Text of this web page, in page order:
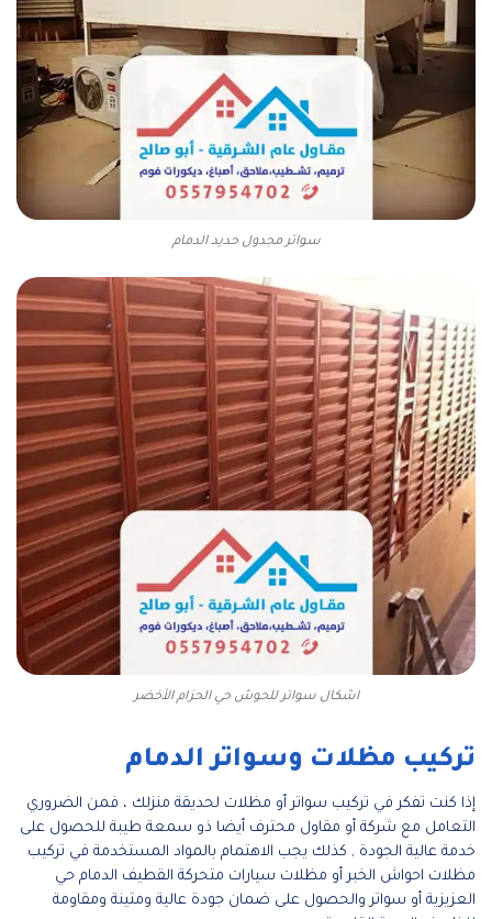
سواتر مجدول حديد الدمام
اشكال سواتر للحوش حي الحزام الأخضر
تركيب مظلات وسواتر الدمام
إذا كنت تفكر في تركيب سواتر أو مظلات لحديقة منزلك ، فمن الضروري
التعامل مع شركة أو مقاول محترف أيضا ذو سمعة طيبة للحصول على
خدمة عالية الجودة , كذلك يجب الاهتمام بالمواد المستخدمة في تركيب
مظلات احواش الخبر أو مظلات سيارات متحركة القطيف الدمام حي
العزيزية أو سواتر والحصول على ضمان جودة عالية ومتينة ومقاومة